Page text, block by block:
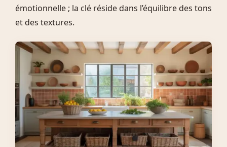
émotionnelle ; la clé réside dans l’équilibre des tons
et des textures.